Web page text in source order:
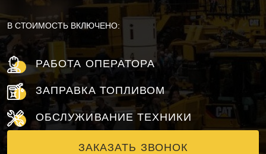
В СТОИМОСТЬ ВКЛЮЧЕНО:
РАБОТА ОПЕРАТОРА
ЗАПРАВКА ТОПЛИВОМ
ОБСЛУЖИВАНИЕ ТЕХНИКИ
ЗАКАЗАТЬ ЗВОНОК